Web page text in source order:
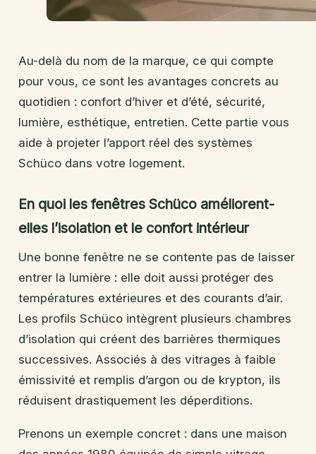
Au-delà du nom de la marque, ce qui compte
pour vous, ce sont les avantages concrets au
quotidien : confort d’hiver et d’été, sécurité,
lumière, esthétique, entretien. Cette partie vous
aide à projeter l’apport réel des systèmes
Schüco dans votre logement.
En quoi les fenêtres Schüco améliorent-
elles l’isolation et le confort intérieur
Une bonne fenêtre ne se contente pas de laisser
entrer la lumière : elle doit aussi protéger des
températures extérieures et des courants d’air.
Les profils Schüco intègrent plusieurs chambres
d’isolation qui créent des barrières thermiques
successives. Associés à des vitrages à faible
émissivité et remplis d’argon ou de krypton, ils
réduisent drastiquement les déperditions.
Prenons un exemple concret : dans une maison